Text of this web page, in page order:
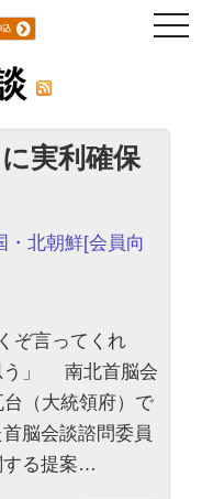
に実利確保
・北朝鮮[会員向
ぞ言ってくれ
う」 南北首脳会
（大統領府）で
脳会談諮問委員
する提案…